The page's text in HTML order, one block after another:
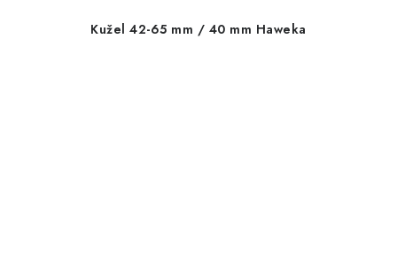
Kužel 42-65 mm / 40 mm Haweka